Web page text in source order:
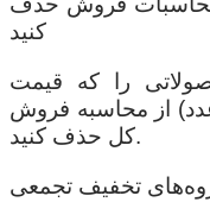
کنید
را که قیمت
داشتند (تخفیف برای 1 عدد) از محاسبه فروش
کل حذف کنید.
تخفیف تجمعی